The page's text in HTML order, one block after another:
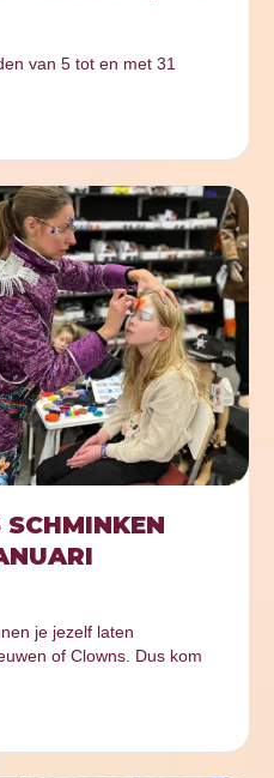
van 5 tot en met 31
je jezelf laten
of Clowns. Dus kom